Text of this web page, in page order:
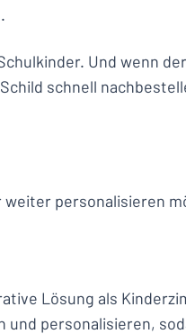
Und wenn der
schnell
weiter personalisieren
Lösung als
und personalisieren,